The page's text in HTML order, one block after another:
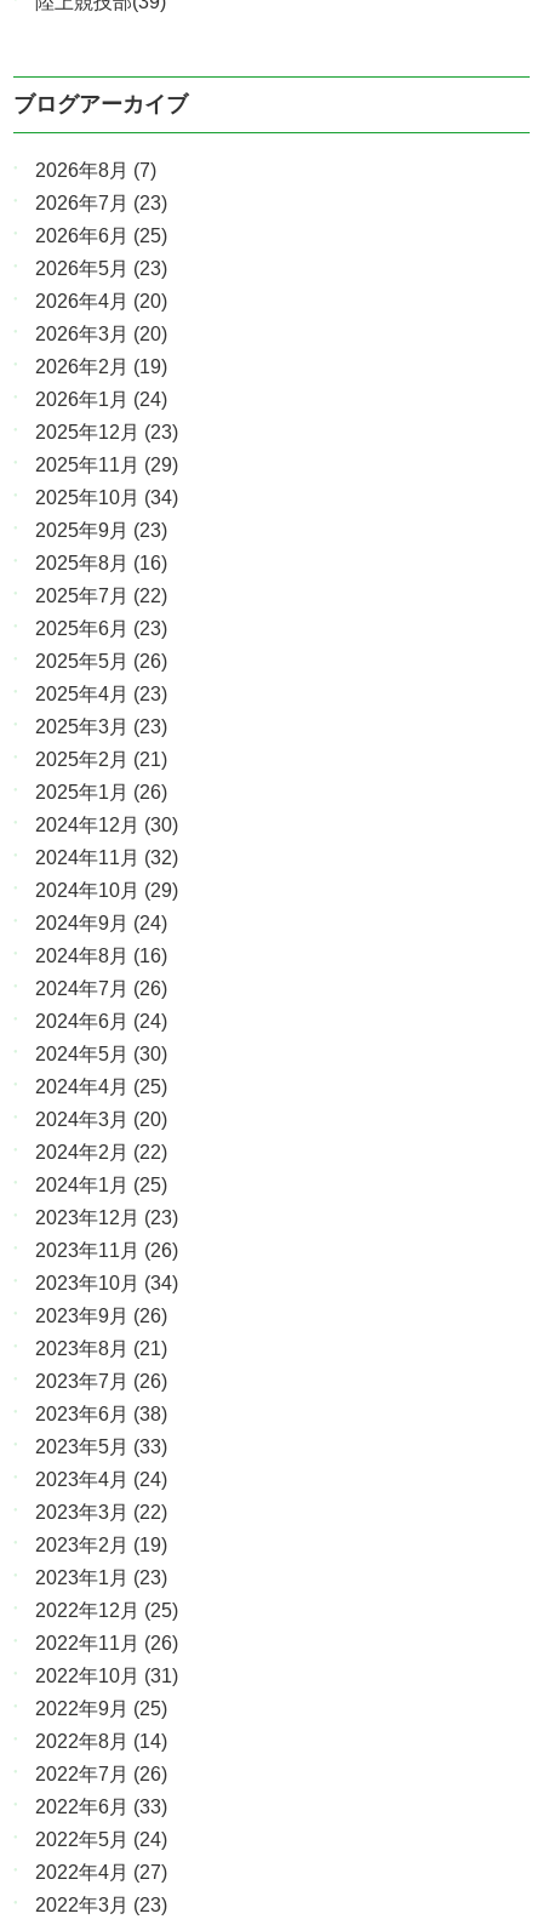
ブログアーカイブ
2026年8月 (7)
2026年7月 (23)
2026年6月 (25)
2026年5月 (23)
2026年4月 (20)
2026年3月 (20)
2026年2月 (19)
2026年1月 (24)
2025年12月 (23)
2025年11月 (29)
2025年10月 (34)
2025年9月 (23)
2025年8月 (16)
2025年7月 (22)
2025年6月 (23)
2025年5月 (26)
2025年4月 (23)
2025年3月 (23)
2025年2月 (21)
2025年1月 (26)
2024年12月 (30)
2024年11月 (32)
2024年10月 (29)
2024年9月 (24)
2024年8月 (16)
2024年7月 (26)
2024年6月 (24)
2024年5月 (30)
2024年4月 (25)
2024年3月 (20)
2024年2月 (22)
2024年1月 (25)
2023年12月 (23)
2023年11月 (26)
2023年10月 (34)
2023年9月 (26)
2023年8月 (21)
2023年7月 (26)
2023年6月 (38)
2023年5月 (33)
2023年4月 (24)
2023年3月 (22)
2023年2月 (19)
2023年1月 (23)
2022年12月 (25)
2022年11月 (26)
2022年10月 (31)
2022年9月 (25)
2022年8月 (14)
2022年7月 (26)
2022年6月 (33)
2022年5月 (24)
2022年4月 (27)
2022年3月 (23)